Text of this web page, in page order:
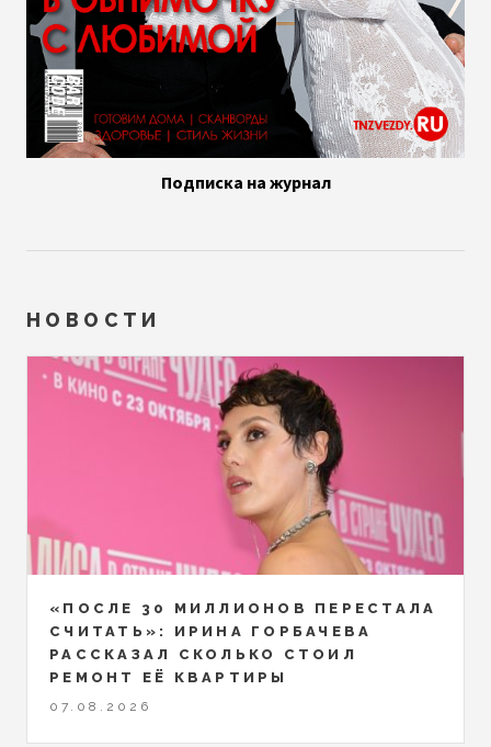
Подписка на журнал
НОВОСТИ
«ПОСЛЕ 30 МИЛЛИОНОВ ПЕРЕСТАЛА
СЧИТАТЬ»: ИРИНА ГОРБАЧЕВА
РАССКАЗАЛ СКОЛЬКО СТОИЛ
РЕМОНТ ЕЁ КВАРТИРЫ
07.08.2026